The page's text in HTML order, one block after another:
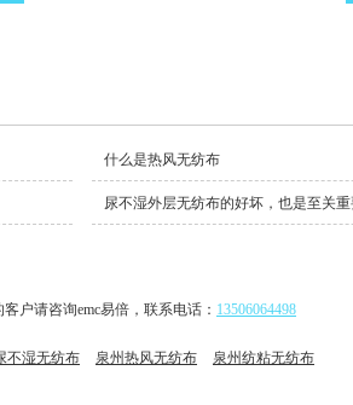
什么是热风无纺布
尿不湿外层无纺布的好坏，也是至关
户请咨询emc易倍，联系电话： 13506064498
不湿无纺布 泉州热风无纺布 泉州纺粘无纺布